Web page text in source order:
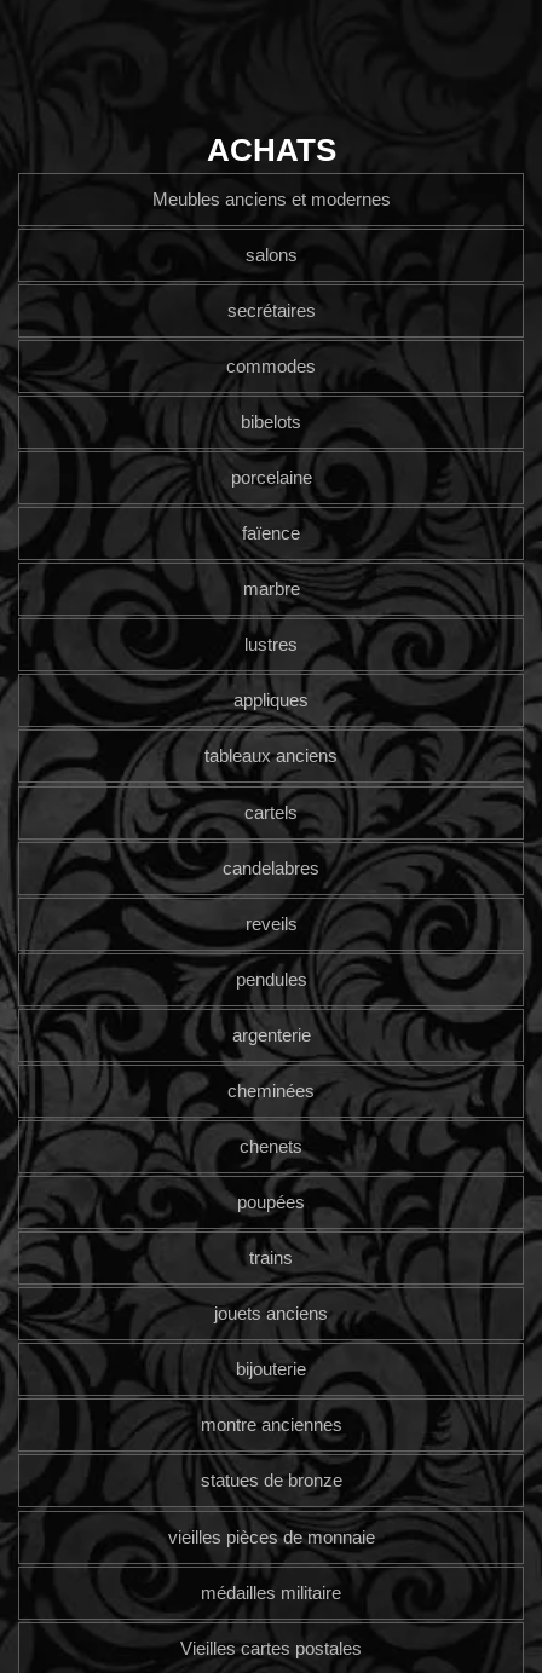
ACHATS
Meubles anciens et modernes
salons
secrétaires
commodes
bibelots
porcelaine
faïence
marbre
lustres
appliques
tableaux anciens
cartels
candelabres
reveils
pendules
argenterie
cheminées
chenets
poupées
trains
jouets anciens
bijouterie
montre anciennes
statues de bronze
vieilles pièces de monnaie
médailles militaire
Vieilles cartes postales